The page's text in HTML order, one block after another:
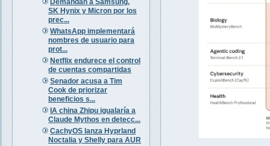
SK Hynix y Micron por los
prec...
WhatsApp implementará
nombres de usuario para
prot...
Netflix endurece el control
de cuentas compartidas
Senador acusa a Tim
Cook de priorizar
beneficios s...
IA china Zhipu igualaría a
Claude Mythos en detecc...
CachyOS lanza Hyprland
Noctalia y Shelly para AUR